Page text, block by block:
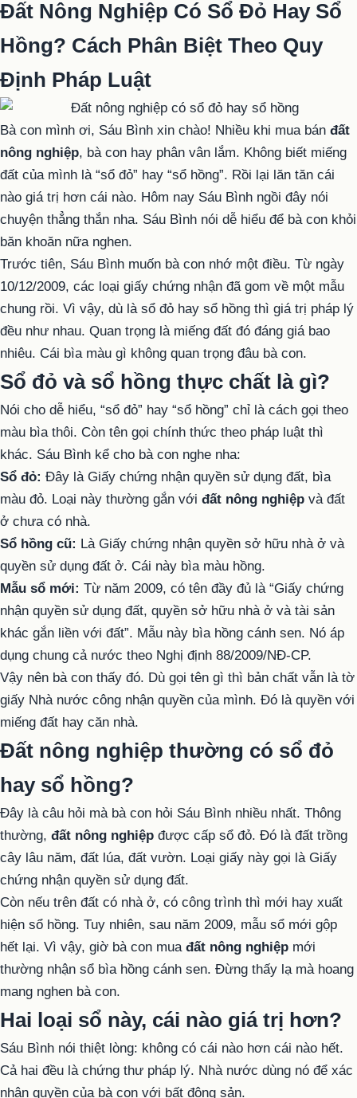
trong
Đất Nông Nghiệp Có Sổ Đỏ Hay Sổ
Hồng? Cách Phân Biệt Theo Quy
Định Pháp Luật
Bà con mình ơi, Sáu Bình xin chào! Nhiều khi mua bán đất
nông nghiệp, bà con hay phân vân lắm. Không biết miếng
đất của mình là “sổ đỏ” hay “sổ hồng”. Rồi lại lăn tăn cái
nào giá trị hơn cái nào. Hôm nay Sáu Bình ngồi đây nói
chuyện thẳng thắn nha. Sáu Bình nói dễ hiểu để bà con khỏi
băn khoăn nữa nghen.
Trước tiên, Sáu Bình muốn bà con nhớ một điều. Từ ngày
10/12/2009, các loại giấy chứng nhận đã gom về một mẫu
chung rồi. Vì vậy, dù là sổ đỏ hay sổ hồng thì giá trị pháp lý
đều như nhau. Quan trọng là miếng đất đó đáng giá bao
nhiêu. Cái bìa màu gì không quan trọng đâu bà con.
Sổ đỏ và sổ hồng thực chất là gì?
Nói cho dễ hiểu, “sổ đỏ” hay “sổ hồng” chỉ là cách gọi theo
màu bìa thôi. Còn tên gọi chính thức theo pháp luật thì
khác. Sáu Bình kể cho bà con nghe nha:
Sổ đỏ: Đây là Giấy chứng nhận quyền sử dụng đất, bìa
màu đỏ. Loại này thường gắn với đất nông nghiệp và đất
ở chưa có nhà.
Sổ hồng cũ: Là Giấy chứng nhận quyền sở hữu nhà ở và
quyền sử dụng đất ở. Cái này bìa màu hồng.
Mẫu sổ mới: Từ năm 2009, có tên đầy đủ là “Giấy chứng
nhận quyền sử dụng đất, quyền sở hữu nhà ở và tài sản
khác gắn liền với đất”. Mẫu này bìa hồng cánh sen. Nó áp
dụng chung cả nước theo Nghị định 88/2009/NĐ-CP.
Vậy nên bà con thấy đó. Dù gọi tên gì thì bản chất vẫn là tờ
giấy Nhà nước công nhận quyền của mình. Đó là quyền với
miếng đất hay căn nhà.
Đất nông nghiệp thường có sổ đỏ
hay sổ hồng?
Đây là câu hỏi mà bà con hỏi Sáu Bình nhiều nhất. Thông
thường, đất nông nghiệp được cấp sổ đỏ. Đó là đất trồng
cây lâu năm, đất lúa, đất vườn. Loại giấy này gọi là Giấy
chứng nhận quyền sử dụng đất.
Còn nếu trên đất có nhà ở, có công trình thì mới hay xuất
hiện sổ hồng. Tuy nhiên, sau năm 2009, mẫu sổ mới gộp
hết lại. Vì vậy, giờ bà con mua đất nông nghiệp mới
thường nhận sổ bìa hồng cánh sen. Đừng thấy lạ mà hoang
mang nghen bà con.
Hai loại sổ này, cái nào giá trị hơn?
Sáu Bình nói thiệt lòng: không có cái nào hơn cái nào hết.
Cả hai đều là chứng thư pháp lý. Nhà nước dùng nó để xác
nhận quyền của bà con với bất động sản.